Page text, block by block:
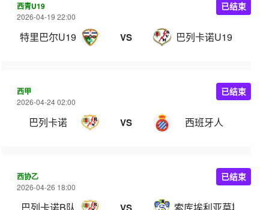
西青U19
2026-04-19 22:00
特里巴尔U19 VS 巴列卡诺U19
已结束
西甲
2026-04-24 02:00
巴列卡诺 VS 西班牙人
已结束
西协乙
2026-04-26 18:00
已结束